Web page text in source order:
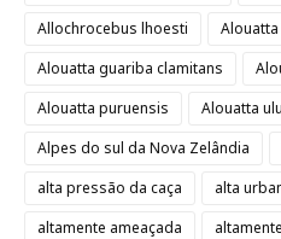
Allochrocebus lhoesti
Alouatta guariba clamitans
Alouatta puruensis
Alouatta
Alpes do sul da Nova Zelândia
alta pressão da caça
alta
altamente ameaçada